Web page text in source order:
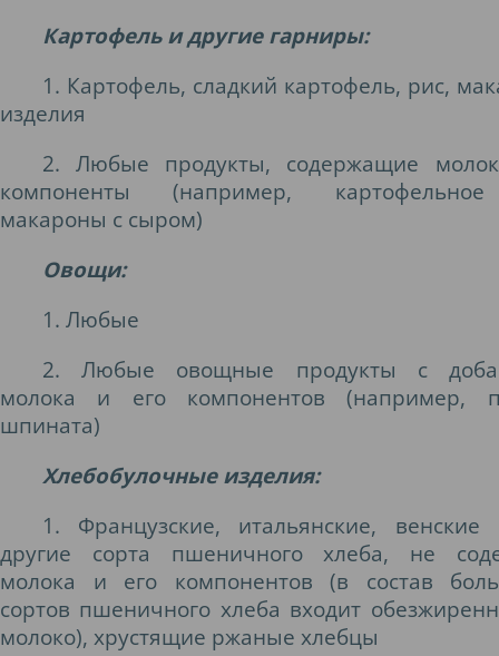
Картофель и другие гарниры:
1. Картофель, сладкий картофель, рис,
изделия
2. Любые продукты, содержащие
компоненты (например,
макароны с сыром)
Овощи:
1. Любые
2. Любые овощные продукты с
молока и его компонентов (например,
шпината)
Хлебобулочные изделия:
1. Французские, итальянские,
другие сорта пшеничного хлеба, не
молока и его компонентов (в состав
сортов пшеничного хлеба входит
молоко), хрустящие ржаные хлебцы